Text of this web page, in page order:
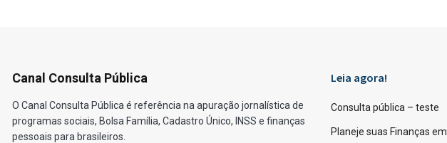
Canal Consulta Pública
O Canal Consulta Pública é referência na apuração jornalística de
programas sociais, Bolsa Família, Cadastro Único, INSS e finanças
pessoais para brasileiros.
Leia agora!
Consulta pública – teste
Planeje suas Finanças